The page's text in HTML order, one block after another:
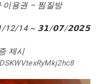
용권 – 찜질방
12/14 ~ 𝟯𝟭/𝟬𝟳/𝟮𝟬𝟮𝟱
제시